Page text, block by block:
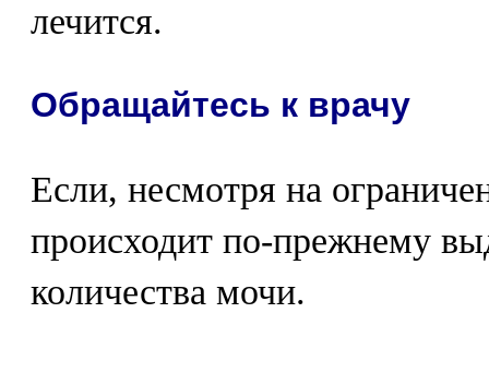
лечится.
Обращайтесь к врачу
Если, несмотря на
происходит по-прежнему
количества мочи.